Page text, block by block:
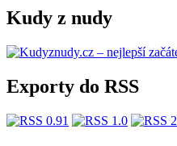
Kudy z nudy
Exporty do RSS